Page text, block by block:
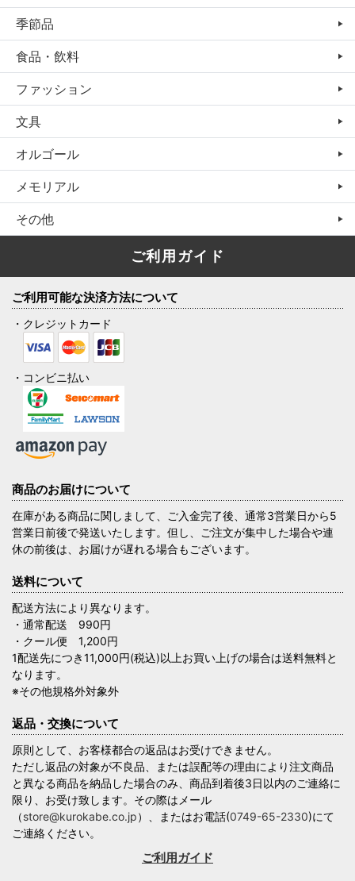
季節品
食品・飲料
ファッション
文具
オルゴール
メモリアル
その他
ご利用ガイド
ご利用可能な決済方法について
・クレジットカード
・コンビニ払い
商品のお届けについて
在庫がある商品に関しまして、ご入金完了後、通常3営業日から5
営業日前後で発送いたします。但し、ご注文が集中した場合や連
休の前後は、お届けが遅れる場合もございます。
送料について
配送方法により異なります。
・通常配送 990円
・クール便 1,200円
1配送先につき11,000円(税込)以上お買い上げの場合は送料無料と
なります。
※その他規格外対象外
返品・交換について
原則として、お客様都合の返品はお受けできません。
ただし返品の対象が不良品、または誤配等の理由により注文商品
と異なる商品を納品した場合のみ、商品到着後3日以内のご連絡に
限り、お受け致します。その際はメール
（store@kurokabe.co.jp）、またはお電話(0749-65-2330)にて
ご連絡ください。
ご利用ガイド